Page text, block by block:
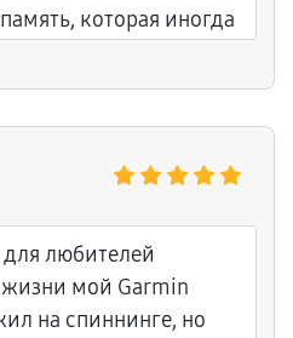
которая иногда
проверили на
любителей
мой Garmin
на спиннинге, но